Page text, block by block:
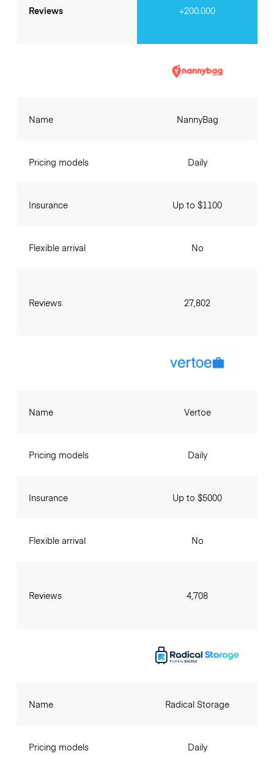
Reviews +200.000
Name
Pricing models
Insurance
Flexible arrival
Reviews
NannyBag
Daily
Up to $1100
No
27,802
Name
Pricing models
Insurance
Flexible arrival
Reviews
Vertoe
Daily
Up to $5000
No
4,708
Name
Pricing models
Radical Storage
Daily